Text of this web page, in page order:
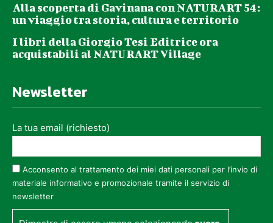
Alla scoperta di Gavinana con NATURART 54:
un viaggio tra storia, cultura e territorio
I libri della Giorgio Tesi Editrice ora
acquistabili al NATURART Village
Newsletter
La tua email (richiesto)
Acconsento al trattamento dei miei dati personali per l’invio di
materiale informativo e promozionale tramite il servizio di
newsletter